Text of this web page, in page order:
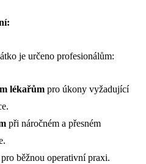
je určeno profesionálům:
lékařům pro úkony vyžadující
při náročném a přesném
pro běžnou operativní praxi.